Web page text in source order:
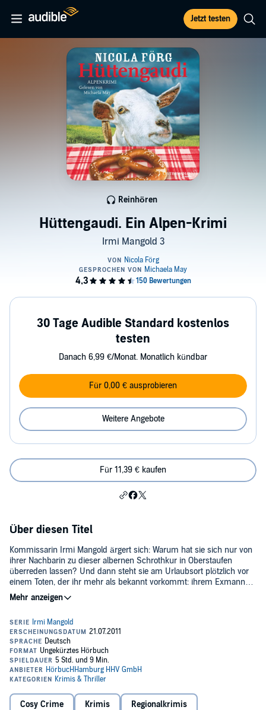
Jetzt testen
Hüttengaudi. Ein Alpen-Krimi
Irmi Mangold 3
Reinhören
30 Tage Audible Standard kostenlos
testen
Danach 6,99 €/Monat. Monatlich kündbar
Für 0,00 € ausprobieren
Weitere Angebote
Für 11,39 € kaufen
Über diesen Titel
Kommissarin Irmi Mangold ärgert sich: Warum hat sie sich nur von
ihrer Nachbarin zu dieser albernen Schrothkur in Oberstaufen
überreden lassen? Und dann steht sie am Urlaubsort plötzlich vor
einem Toten, der ihr mehr als bekannt vorkommt: ihrem Exmann
Martin Maurer...
Währenddessen hat es Kollegin Kathi Reindl in Garmisch mit dem
mitmischte. Ein arger Dorn im Auge war ihm die moderne Skihütte,
deren Wirte er so piesackte, dass sie schließlich verkaufen wollten.
Zwei Mordfälle an zwei verschiedenen Orten, aber beide Male
dieselbe Todesursache - alles nur Zufall?
©2011 Piper Verlag GmbH, München (P)2011 Hörbuch Hamburg
HHV GmbH, Hamburg
Cosy Crime Krimis Regionalkrimis